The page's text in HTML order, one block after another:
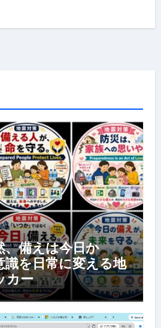
、備えは今日か
識を日常に変える地
カー